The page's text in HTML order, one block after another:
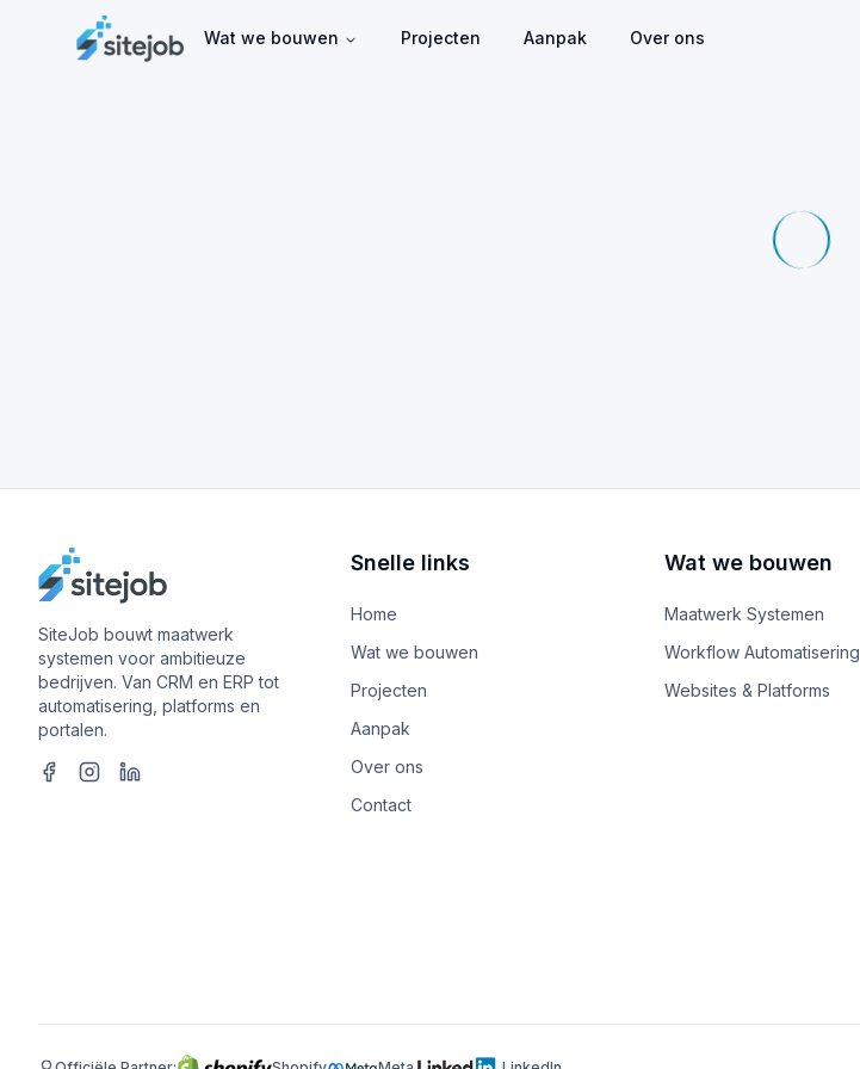
Wat we bouwen Projecten Aanpak Over ons
SiteJob bouwt maatwerk
systemen voor ambitieuze
bedrijven. Van CRM en ERP tot
automatisering, platforms en
portalen.
Snelle links
Home
Wat we bouwen
Projecten
Aanpak
Over ons
Contact
Wat we bouwen
Maatwerk Systemen
Workflow Automatisering
Websites & Platforms